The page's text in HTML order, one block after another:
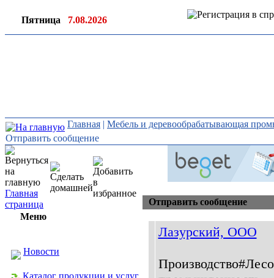
Пятница 7.08.2026
Главная | Мебель и деревообрабатывающая
Отправить сообщение
Главная
страница
Меню
Новости
Каталог продукции и услуг
Отправить сообщение
Лазурский, ООО